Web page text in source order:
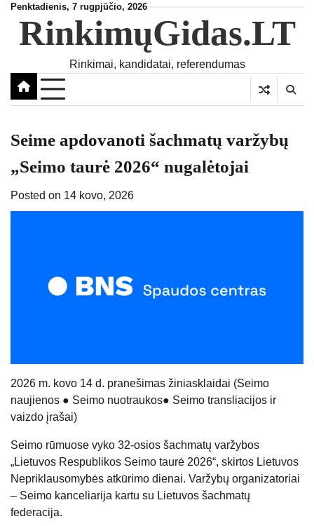
Skip
content
Penktadienis, 7 rugpjūčio, 2026
RinkimųGidas.LT
Rinkimai, kandidatai, referendumas
Seime apdovanoti šachmatų varžybų
„Seimo taurė 2026“ nugalėtojai
Posted on 14 kovo, 2026
2026 m. kovo 14 d. pranešimas žiniasklaidai (Seimo
naujienos ● Seimo nuotraukos● Seimo transliacijos ir
vaizdo įrašai)
Seimo rūmuose vyko 32-osios šachmatų varžybos
„Lietuvos Respublikos Seimo taurė 2026“, skirtos Lietuvos
Nepriklausomybės atkūrimo dienai. Varžybų organizatoriai
– Seimo kanceliarija kartu su Lietuvos šachmatų
federacija.